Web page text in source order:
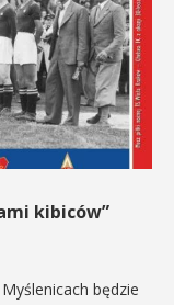
kibiców”
będzie